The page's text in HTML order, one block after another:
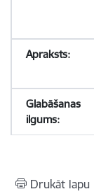
Drukāt lapu